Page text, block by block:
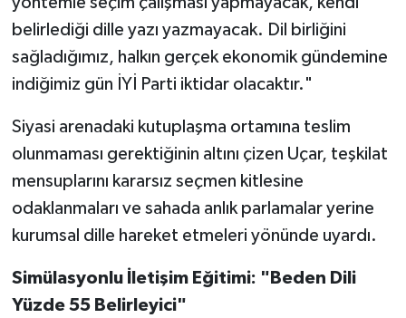
belirlediği dille yazı yazmayacak. Dil birliğini
sağladığımız, halkın gerçek ekonomik gündemine
indiğimiz gün İYİ Parti iktidar olacaktır."
Siyasi arenadaki kutuplaşma ortamına teslim
olunmaması gerektiğinin altını çizen Uçar, teşkilat
mensuplarını kararsız seçmen kitlesine
odaklanmaları ve sahada anlık parlamalar yerine
kurumsal dille hareket etmeleri yönünde uyardı.
Simülasyonlu İletişim Eğitimi: "Beden Dili
Yüzde 55 Belirleyici"